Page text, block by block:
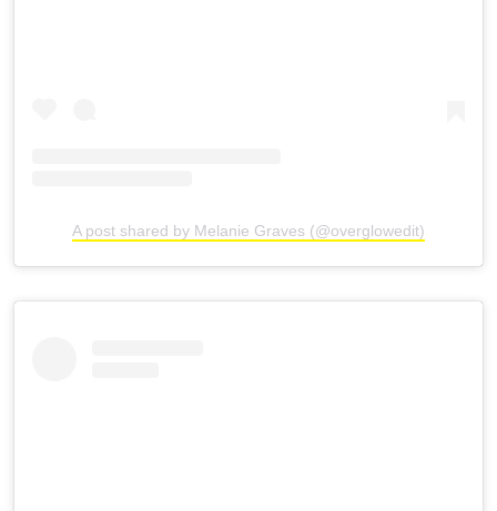
A post shared by Melanie Graves (@overglowedit)